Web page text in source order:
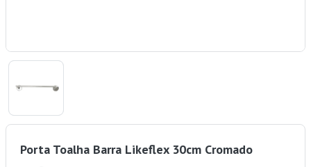
Porta Toalha Barra Likeflex 30cm Cromado